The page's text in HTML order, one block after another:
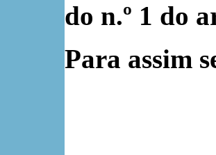
do n.º 1 do
Para assim